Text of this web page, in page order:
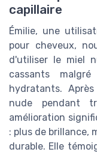
capillaire
Émilie, une
pour cheveux,
d'utiliser le miel
cassants
hydratants.
nude pendant
amélioration
: plus de brillance,
durable. Elle